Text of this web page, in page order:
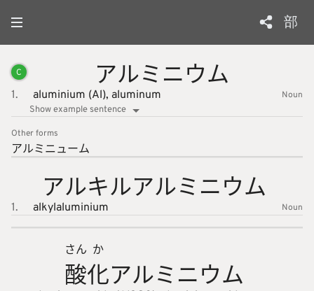
部
C アルミニウム
1. aluminium (Al), aluminum
Noun
Show example sentence
Other forms
アルミニューム
アルキルアルミニウム
1. alkylaluminium Noun
酸
さん
化
か
アルミニウム